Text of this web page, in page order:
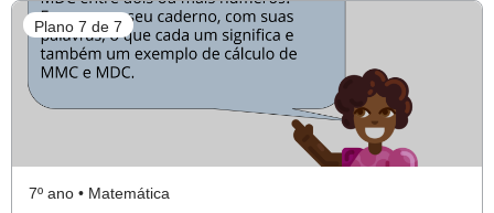
Plano 7 de 7
7º ano • Matemática